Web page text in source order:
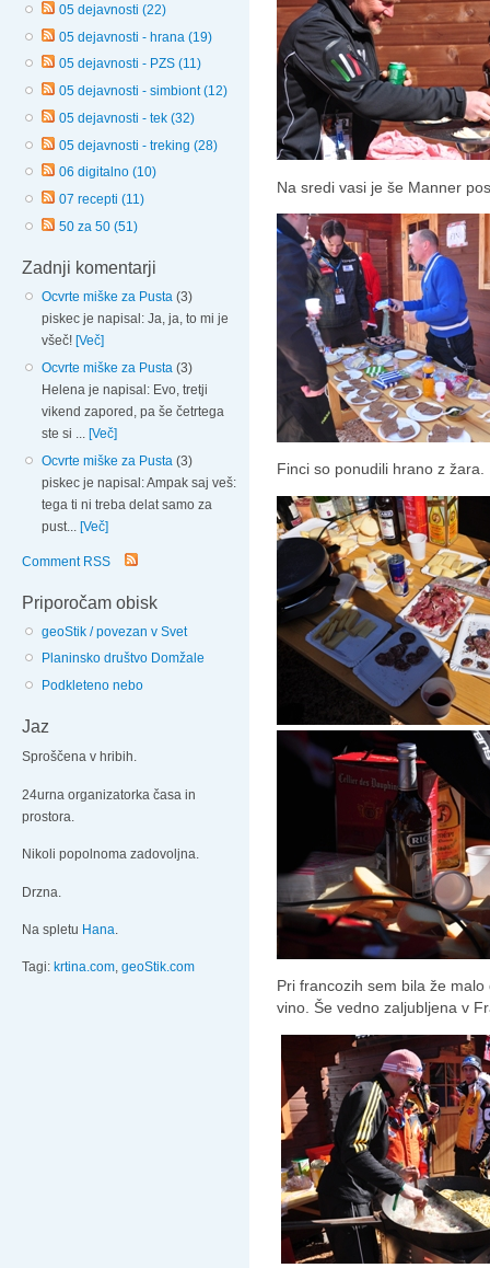
05 dejavnosti (22)
05 dejavnosti - hrana (19)
05 dejavnosti - PZS (11)
05 dejavnosti - simbiont (12)
05 dejavnosti - tek (32)
05 dejavnosti - treking (28)
06 digitalno (10)
07 recepti (11)
50 za 50 (51)
Zadnji komentarji
Ocvrte miške za Pusta (3)
piskec je napisal: Ja, ja, to mi je
všeč! [Več]
Ocvrte miške za Pusta (3)
Helena je napisal: Evo, tretji
vikend zapored, pa še četrtega
ste si ... [Več]
Ocvrte miške za Pusta (3)
piskec je napisal: Ampak saj veš:
tega ti ni treba delat samo za
pust... [Več]
Comment RSS
Priporočam obisk
geoStik / povezan v Svet
Planinsko društvo Domžale
Podkleteno nebo
Jaz
Sproščena v hribih.
24urna organizatorka časa in
prostora.
Nikoli popolnoma zadovoljna.
Drzna.
Na spletu Hana.
Tagi: krtina.com, geoStik.com
Na sredi vasi je še Manner
Finci so ponudili hrano z žara.
Pri francozih sem bila že
vino. Še vedno zaljubljena v